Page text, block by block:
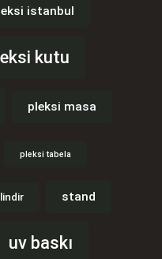
istanbul
kutu
pleksi masa
pleksi tabela
stand
uv baskı